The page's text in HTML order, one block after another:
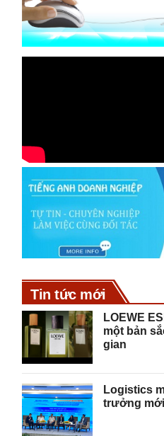
Tin tức mới
LOEWE
một bản
gian
Logistics
trưởng